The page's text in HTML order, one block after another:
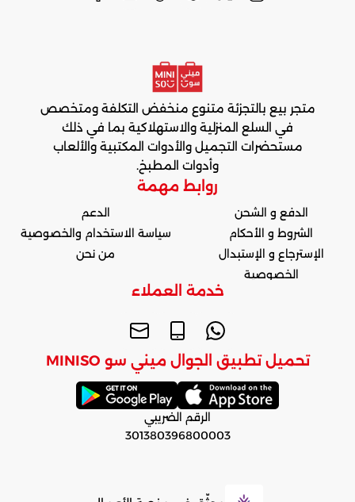
متجر بيع بالتجزئة متنوع منخفض التكلفة ومتخصص
في السلع المنزلية والاستهلاكية بما في ذلك
مستحضرات التجميل والأدوات المكتبية والألعاب
وأدوات المطبخ.
روابط مهمة
الدفع و الشحن
الشروط و الأحكام
الإسترجاع و الإستبدال
الخصوصية
الدعم
سياسة الاستخدام والخصوصية
من نحن
خدمة العملاء
تحميل تطبيق الجوال ميني سو MINISO
الرقم الضريبي
301380396800003